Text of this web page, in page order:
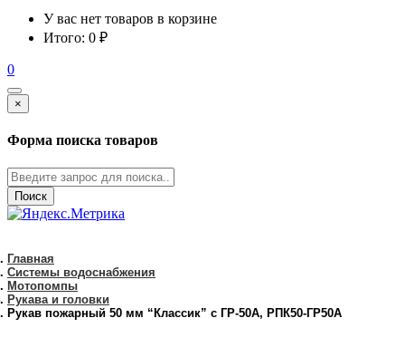
У вас нет товаров в корзине
Итого: 0 ₽
0
×
Форма поиска товаров
Поиск
Главная
Системы водоснабжения
Мотопомпы
Рукава и головки
Рукав пожарный 50 мм “Классик” с ГР-50А, РПК50-ГР50А